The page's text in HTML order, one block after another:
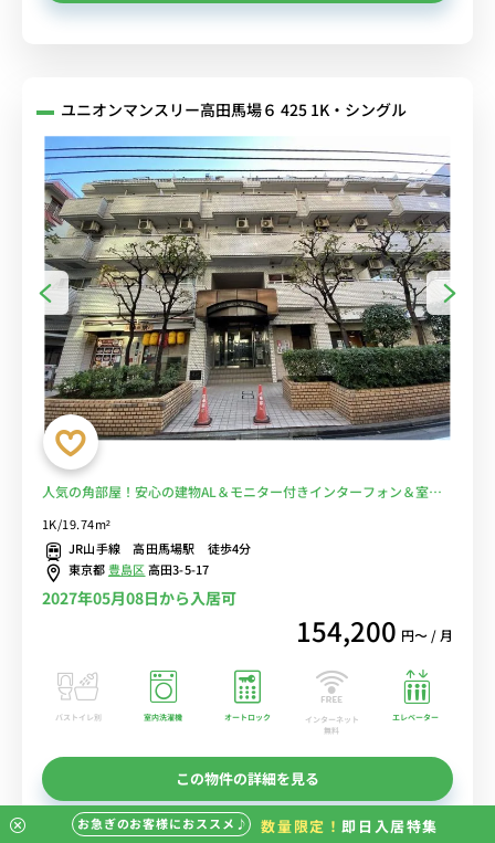
ユニオンマンスリー高田馬場６ 425 1K・シングル
人気の角部屋！安心の建物AL＆モニター付きインターフォン＆室内
屋♪学習院大学や早稲田大学に徒歩通学■選べるWi-Fi格安レンタル
中！
1K/19.74m²
JR山手線 高田馬場駅 徒歩4分
東京都豊島区高田3-5-17
2027年05月08日から入居可
154,200 円〜 / 月
バストイレ別 室内洗濯機 オートロック
インターネット
無料
エレベーター
この物件の詳細を見る
お急ぎのお客様におススメ♪ 数量限定！ 即日入居特集